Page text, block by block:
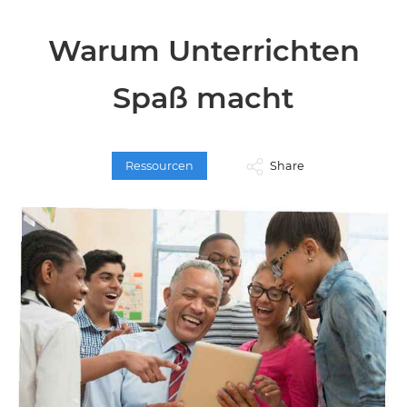
Warum Unterrichten
Spaß macht
Ressourcen Share